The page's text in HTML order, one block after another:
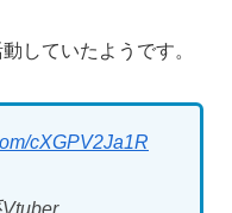
していたようです。
cXGPV2Ja1R